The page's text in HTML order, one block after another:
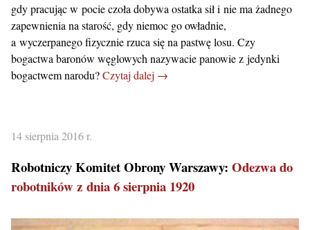
gdy pracując w pocie czoła dobywa ostatka sił i nie ma żadnego
zapewnienia na starość, gdy niemoc go owładnie,
a wyczerpanego fizycznie rzuca się na pastwę losu. Czy
bogactwa baronów węglowych nazywacie panowie z jedynki
bogactwem narodu?Czytaj dalej →
14 sierpnia 2016 r.
Robotniczy Komitet Obrony Warszawy: Odezwa do
robotników z dnia 6 sierpnia 1920